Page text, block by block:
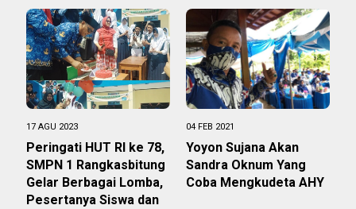
17 AGU 2023
Peringati HUT RI ke 78,
SMPN 1 Rangkasbitung
Gelar Berbagai Lomba,
Pesertanya Siswa dan
04 FEB 2021
Yoyon Sujana Akan
Sandra Oknum Yang
Coba Mengkudeta AHY